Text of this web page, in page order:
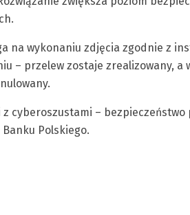
na wykonaniu zdjęcia zgodnie z
– przelew zostaje zrealizowany,
z cyberoszustami –
Polskiego.